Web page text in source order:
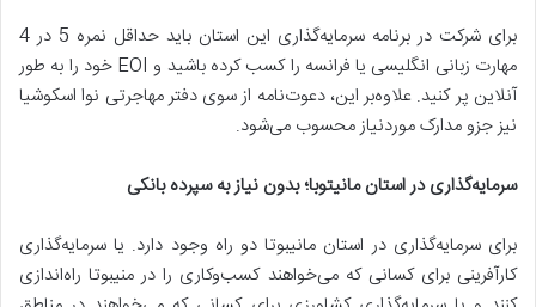
برای شرکت در برنامه سرمایه‌گذاری این استان باید حداقل نمره 5 در 4
مهارت زبانی انگلیسی یا فرانسه را کسب کرده باشید و EOI خود را به طور
آنلاین پر کنید. علاوه‌بر این، دعوت‌نامه‌ از سوی دفتر مهاجرتی نوا اسکوشیا
نیز جزو مدارک مورد‌نیاز محسوب می‌شود.
سرمایه‌گذاری در استان مانیتوبا؛ بدون نیاز به سپرده بانکی
برای سرمایه‌گذاری در استان مانیبوتا دو راه وجود دارد. یا سرمایه‌گذاری
کارآفرینی برای کسانی که می‌خواهند کسب‌وکاری را در منیبوتا راه‌اندازی